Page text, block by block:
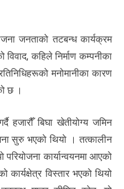
जनताको तटबन्ध कार्यक्रम
कहिले निर्माण कम्पनीका
मनोमानीका कारण
छ ।
हजारौँ बिघा खेतीयोग्य जमिन
सुरु भएको थियो । तत्कालीन
परियोजना कार्यान्वयनमा आएको
विस्तार भएको थियो